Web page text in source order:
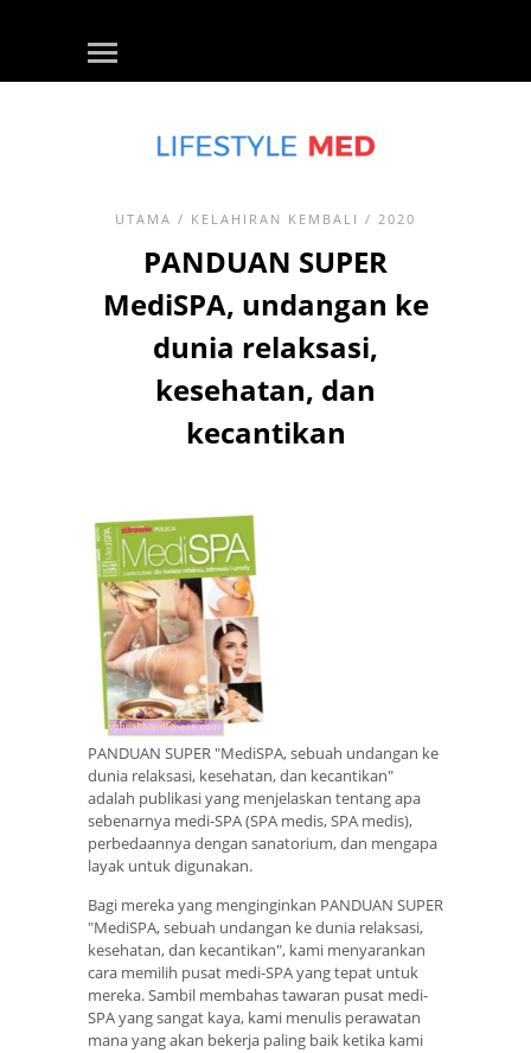
UTAMA / KELAHIRAN KEMBALI / 2020
PANDUAN SUPER
MediSPA, undangan ke
dunia relaksasi,
kesehatan, dan
kecantikan
PANDUAN SUPER "MediSPA, sebuah undangan ke
dunia relaksasi, kesehatan, dan kecantikan"
adalah publikasi yang menjelaskan tentang apa
sebenarnya medi-SPA (SPA medis, SPA medis),
perbedaannya dengan sanatorium, dan mengapa
layak untuk digunakan.
Bagi mereka yang menginginkan PANDUAN SUPER
"MediSPA, sebuah undangan ke dunia relaksasi,
kesehatan, dan kecantikan", kami menyarankan
cara memilih pusat medi-SPA yang tepat untuk
mereka. Sambil membahas tawaran pusat medi-
SPA yang sangat kaya, kami menulis perawatan
mana yang akan bekerja paling baik ketika kami